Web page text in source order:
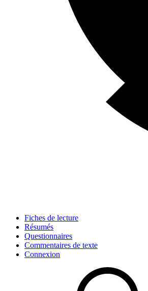
Fiches de lecture
Résumés
Questionnaires
Commentaires de texte
Connexion